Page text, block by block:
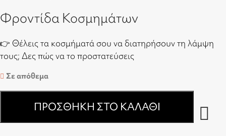
Φροντίδα Κοσμημάτων
👉 Θέλεις τα κοσμήματά σου να διατηρήσουν τη λάμψη
τους; Δες πώς να το προστατεύσεις
Σε απόθεμα
ΠΡΟΣΘΉΚΗ ΣΤΟ ΚΑΛΆΘΙ